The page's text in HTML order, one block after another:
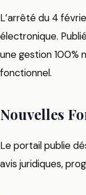
L’arrêté du 4
électronique.
une gestion 100%
fonctionnel.
Nouvelles
Le portail publie
avis juridiques,